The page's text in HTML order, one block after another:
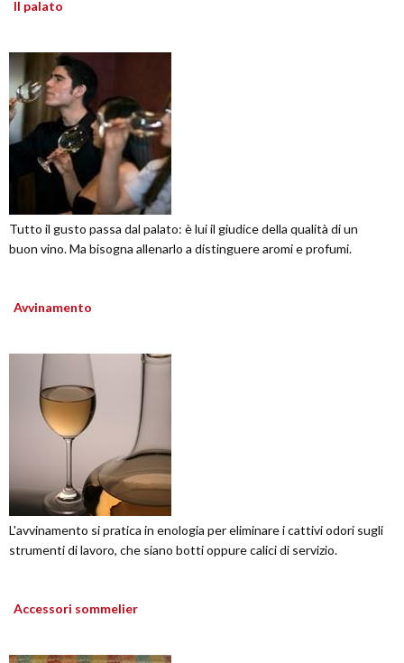
Il palato
Tutto il gusto passa dal palato: è lui il giudice della qualità di un
buon vino. Ma bisogna allenarlo a distinguere aromi e profumi.
Avvinamento
L'avvinamento si pratica in enologia per eliminare i cattivi odori sugli
strumenti di lavoro, che siano botti oppure calici di servizio.
Accessori sommelier